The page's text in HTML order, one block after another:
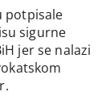
potpisale
sigurne
jer se nalazi